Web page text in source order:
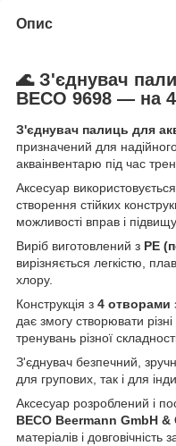
Опис
🌊 З'єднувач
BECO 9698 — на
З'єднувач палиць для
призначений для
акваінвентарю під час
Аксесуар
створення стійких
можливості вправ і
Виріб виготовлений з PE
вирізняється легкістю,
хлору.
Конструкція з 4 отворами
дає змогу створювати
тренувань різної
З'єднувач безпечний,
для групових, так і для
Аксесуар розроблений і
BECO Beermann GmbH &
матеріалів і довговічність